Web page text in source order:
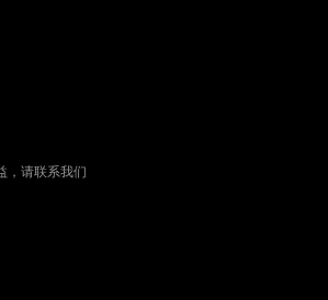
，请联系我们